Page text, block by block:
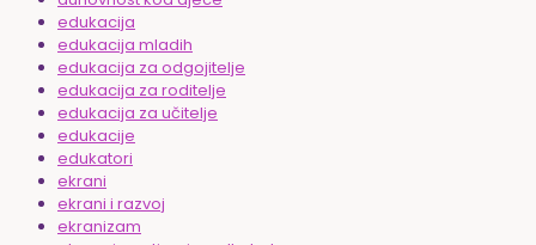
edukacija
edukacija mladih
edukacija za odgojitelje
edukacija za roditelje
edukacija za učitelje
edukacije
edukatori
ekrani
ekrani i razvoj
ekranizam